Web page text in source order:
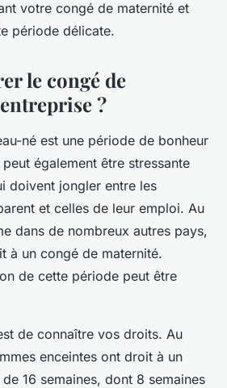
votre congé de maternité et
période délicate.
le congé de
?
né est une période de bonheur
également être stressante
doivent jongler entre les
et celles de leur emploi. Au
dans de nombreux autres pays,
à un congé de maternité.
de cette période peut être
de connaître vos droits. Au
enceintes ont droit à un
16 semaines, dont 8 semaines